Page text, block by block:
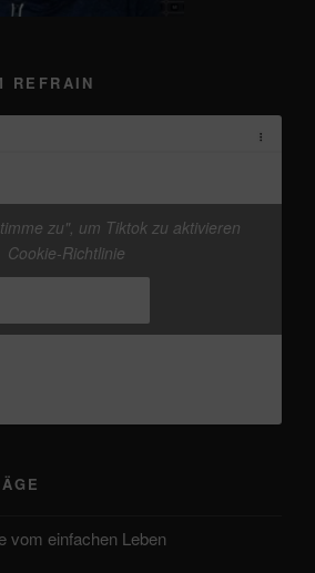
REFRAIN
Track von mir. mal wieder
zu", um Tiktok zu aktivieren
Cookie-Richtlinie
vom einfachen Leben